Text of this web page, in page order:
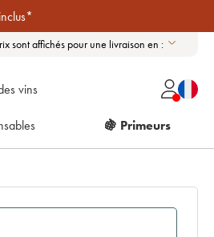
sont affichés pour une livraison en :
vins
🍇 Primeurs